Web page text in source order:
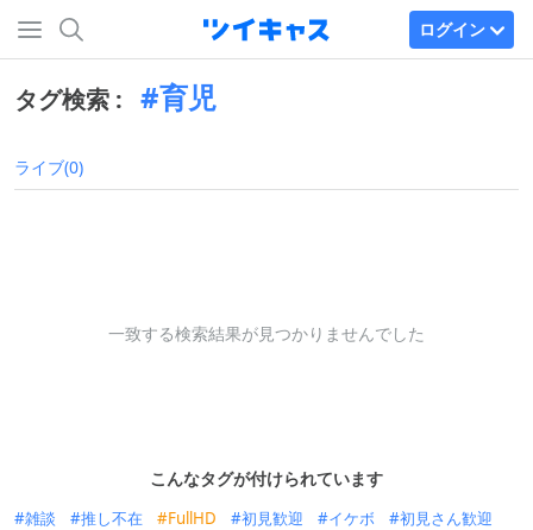
ログイン
タグ検索 : 育児
ライブ(0)
一致する検索結果が見つかりませんでした
こんなタグが付けられています
雑談 推し不在 FullHD 初見歓迎 イケボ
初見さん歓迎